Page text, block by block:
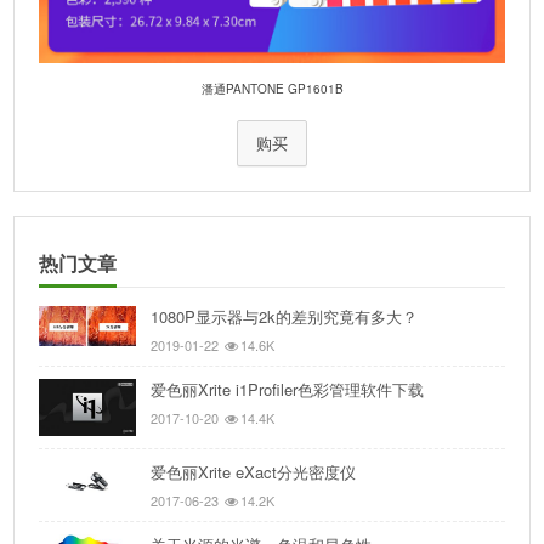
潘通PANTONE GP1601B
购买
热门文章
1080P显示器与2k的差别究竟有多大？
2019-01-22 14.6K
爱色丽Xrite i1Profiler色彩管理软件下载
2017-10-20 14.4K
爱色丽Xrite eXact分光密度仪
2017-06-23 14.2K